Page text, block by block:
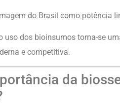
do Brasil como potência
uso dos bioinsumos torna-se
e competitiva.
da